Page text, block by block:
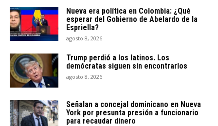
Nueva era política en Colombia: ¿Qué
esperar del Gobierno de Abelardo de la
Espriella?
agosto 8, 2026
Trump perdió a los latinos. Los
demócratas siguen sin encontrarlos
agosto 8, 2026
Señalan a concejal dominicano en Nueva
York por presunta presión a funcionario
para recaudar dinero